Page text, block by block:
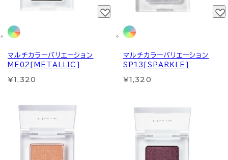
マルチカラーバリエーション
ME02[METALLIC]
¥1,320
マルチカラーバリエーション
SP13[SPARKLE]
¥1,320